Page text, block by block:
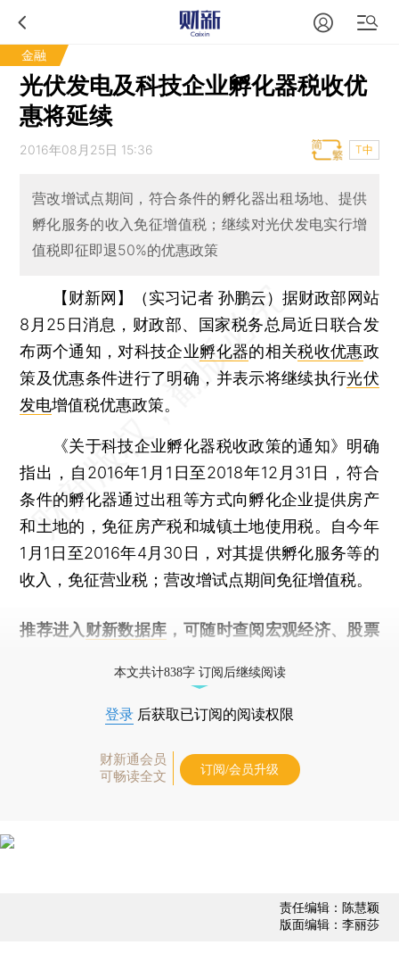
金融
光伏发电及科技企业孵化器税收优
惠将延续
2016年08月25日 15:36 T中
营改增试点期间，符合条件的孵化器出租场地、提供
孵化服务的收入免征增值税；继续对光伏发电实行增
值税即征即退50%的优惠政策
【财新网】（实习记者 孙鹏云）据财政部网站
8月25日消息，财政部、国家税务总局近日联合发
布两个通知，对科技企业孵化器的相关税收优惠政
策及优惠条件进行了明确，并表示将继续执行光伏
发电增值税优惠政策。
《关于科技企业孵化器税收政策的通知》明确
指出，自2016年1月1日至2018年12月31日，符合
条件的孵化器通过出租等方式向孵化企业提供房产
和土地的，免征房产税和城镇土地使用税。自今年
1月1日至2016年4月30日，对其提供孵化服务等的
收入，免征营业税；营改增试点期间免征增值税。
推荐进入 财新数据库 ，可随时查阅宏观经济、股票
本文共计838字 订阅后继续阅读
登录 后获取已订阅的阅读权限
财新通会员
可畅读全文
订阅/会员升级
责任编辑：陈慧颖
版面编辑：李丽莎